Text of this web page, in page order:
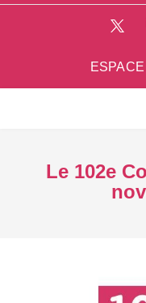
ESPACE
Le 102e